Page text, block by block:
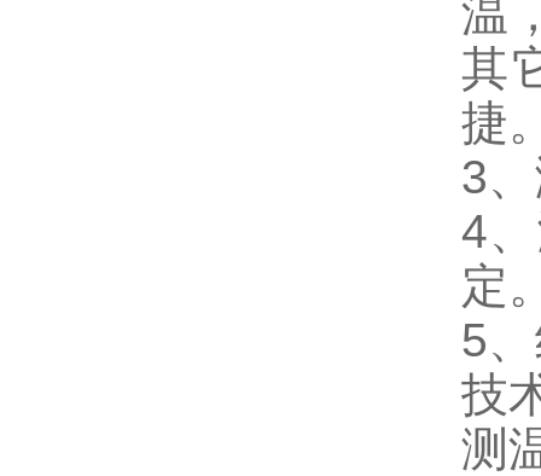
温
其
捷
3
4
定
5
技
测